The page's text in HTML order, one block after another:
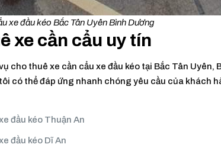
xe đầu kéo Bắc Tân Uyên Bình Dương
xe cần cẩu uy tín
cho thuê xe cần cẩu xe đầu kéo tại Bắc Tân Uyên,
có thể đáp ứng nhanh chóng yêu cầu của khách
đầu kéo Thuận An
đầu kéo Dĩ An